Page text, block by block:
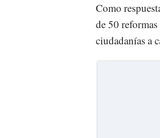
Como
de 50
ciudadanías a